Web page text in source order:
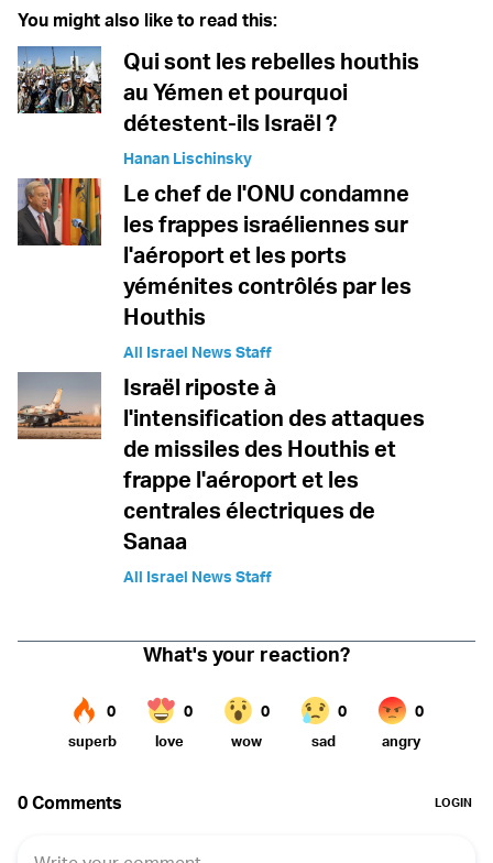
You might also like to read this:
Qui sont les rebelles houthis
au Yémen et pourquoi
détestent-ils Israël ?
Hanan Lischinsky
Le chef de l'ONU condamne
les frappes israéliennes sur
l'aéroport et les ports
yéménites contrôlés par les
Houthis
All Israel News Staff
Israël riposte à
l'intensification des attaques
de missiles des Houthis et
frappe l'aéroport et les
centrales électriques de
Sanaa
All Israel News Staff